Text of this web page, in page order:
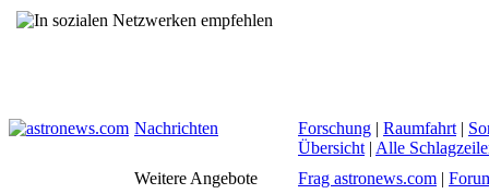
Nachrichten Forschung | Raumfahrt |
Übersicht | Alle
Weitere Angebote
Frag astronews.com |